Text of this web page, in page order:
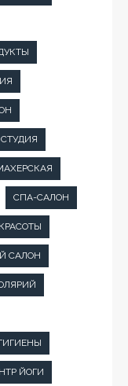
СПА-САЛОН
САЛОН
ЙОГИ